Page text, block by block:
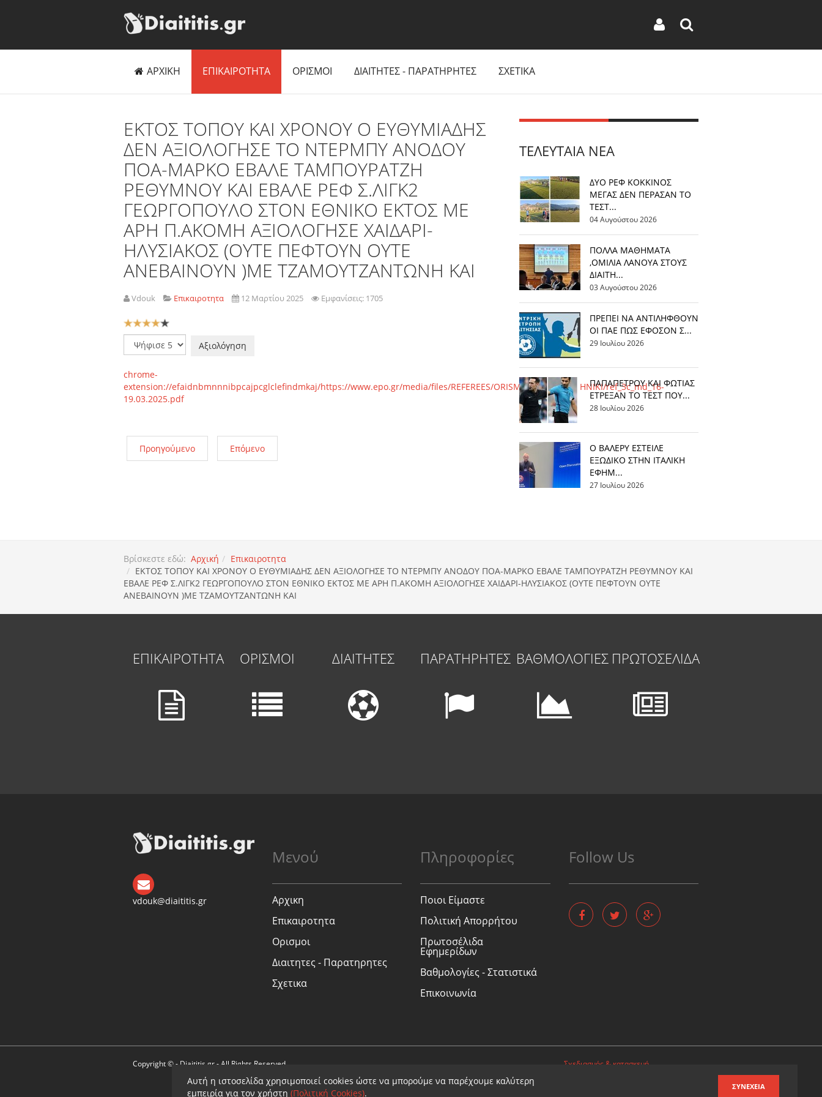
ΑΡΧΙΚΗ ΕΠΙΚΑΙΡΟΤΗΤΑ ΟΡΙΣΜΟΙ ΔΙΑΙΤΗΤΕΣ - ΠΑΡΑΤΗΡΗΤΕΣ ΣΧΕΤΙΚΑ
ΕΚΤΟΣ ΤΟΠΟΥ ΚΑΙ ΧΡΟΝΟΥ Ο ΕΥΘΥΜΙΑΔΗΣ
ΔΕΝ ΑΞΙΟΛΟΓΗΣΕ ΤΟ ΝΤΕΡΜΠΥ ΑΝΟΔΟΥ
ΠΟΑ-ΜΑΡΚΟ ΕΒΑΛΕ ΤΑΜΠΟΥΡΑΤΖΗ
ΡΕΘΥΜΝΟΥ ΚΑΙ ΕΒΑΛΕ ΡΕΦ Σ.ΛΙΓΚ2
ΓΕΩΡΓΟΠΟΥΛΟ ΣΤΟΝ ΕΘΝΙΚΟ ΕΚΤΟΣ ΜΕ
ΑΡΗ Π.ΑΚΟΜΗ ΑΞΙΟΛΟΓΗΣΕ ΧΑΙΔΑΡΙ-
ΗΛΥΣΙΑΚΟΣ (ΟΥΤΕ ΠΕΦΤΟΥΝ ΟΥΤΕ
ΑΝΕΒΑΙΝΟΥΝ )ΜΕ ΤΖΑΜΟΥΤΖΑΝΤΩΝΗ ΚΑΙ
Vdouk Επικαιροτητα 12 Μαρτίου 2025 Εμφανίσεις: 1705
Αξιολόγηση
Χρήστη:4/5
Παρακαλώ
αξιολογήστε
chrome-
extension://efaidnbmnnnibpcajpcglclefindmkaj/https://www.epo.gr/media/files/REFEREES/ORISMOI_24_25/G_ETHNIKI/ref_3c_md_16-
19.03.2025.pdf
Προηγούμενο Επόμενο
ΤΕΛΕΥΤΑΊΑ ΝΈΑ
ΔΥΟ ΡΕΦ ΚΟΚΚΙΝΟΣ
ΜΕΓΑΣ ΔΕΝ ΠΕΡΑΣΑΝ ΤΟ
ΤΕΣΤ...
04 Αυγούστου 2026
ΠΟΛΛΑ ΜΑΘΗΜΑΤΑ
,ΟΜΙΛΙΑ ΛΑΝΟΥΑ ΣΤΟΥΣ
ΔΙΑΙΤΗ...
03 Αυγούστου 2026
ΠΡΕΠΕΙ ΝΑ ΑΝΤΙΛΗΦΘΟΥΝ
ΟΙ ΠΑΕ ΠΩΣ ΕΦΟΣΟΝ Σ...
29 Ιουλίου 2026
ΠΑΠΑΠΕΤΡΟΥ ΚΑΙ ΦΩΤΙΑΣ
ΕΤΡΕΞΑΝ ΤΟ ΤΕΣΤ ΠΟΥ...
28 Ιουλίου 2026
Ο ΒΑΛΕΡΥ ΕΣΤΕΙΛΕ
ΕΞΩΔΙΚΟ ΣΤΗΝ ΙΤΑΛΙΚΗ
ΕΦΗΜ...
27 Ιουλίου 2026
Βρίσκεστε εδώ: Αρχική
Επικαιροτητα
ΕΚΤΟΣ ΤΟΠΟΥ ΚΑΙ ΧΡΟΝΟΥ Ο ΕΥΘΥΜΙΑΔΗΣ ΔΕΝ ΑΞΙΟΛΟΓΗΣΕ ΤΟ ΝΤΕΡΜΠΥ ΑΝΟΔΟΥ ΠΟΑ-ΜΑΡΚΟ ΕΒΑΛΕ ΤΑΜΠΟΥΡΑΤΖΗ ΡΕΘΥΜΝΟΥ ΚΑΙ
ΕΒΑΛΕ ΡΕΦ Σ.ΛΙΓΚ2 ΓΕΩΡΓΟΠΟΥΛΟ ΣΤΟΝ ΕΘΝΙΚΟ ΕΚΤΟΣ ΜΕ ΑΡΗ Π.ΑΚΟΜΗ ΑΞΙΟΛΟΓΗΣΕ ΧΑΙΔΑΡΙ-ΗΛΥΣΙΑΚΟΣ (ΟΥΤΕ ΠΕΦΤΟΥΝ ΟΥΤΕ
ΑΝΕΒΑΙΝΟΥΝ )ΜΕ ΤΖΑΜΟΥΤΖΑΝΤΩΝΗ ΚΑΙ
ΕΠΙΚΑΙΡΟΤΗΤΑ ΟΡΙΣΜΟΙ ΔΙΑΙΤΗΤΕΣ ΠΑΡΑΤΗΡΗΤΕΣ ΒΑΘΜΟΛΟΓΙΕΣ ΠΡΩΤΟΣΕΛΙΔΑ
vdouk@diaititis.gr
Μενού
Αρχικη
Επικαιροτητα
Ορισμοι
Διαιτητες - Παρατηρητες
Σχετικα
Πληροφορίες
Ποιοι Είμαστε
Πολιτική Απορρήτου
Πρωτοσέλιδα
Εφημερίδων
Βαθμολογίες - Στατιστικά
Επικοινωνία
Follow Us
Copyright © - Diaititis.gr - All Rights Reserved.
Σχεδιασμός & κατασκευή
Αυτή η ιστοσελίδα χρησιμοποιεί cookies ώστε να μπορούμε να παρέχουμε καλύτερη
εμπειρία για τον χρήστη (Πολιτική Cookies).
ΣΥΝΈΧΕΙΑ